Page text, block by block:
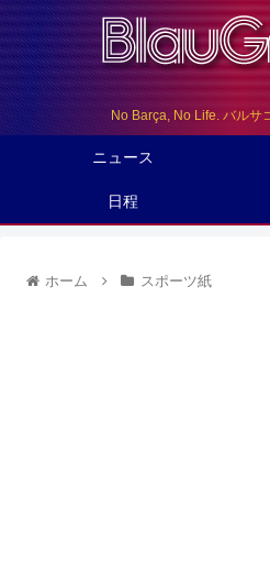
No Barça, No Life. バルサ
ニュース
日程
ホーム スポーツ紙